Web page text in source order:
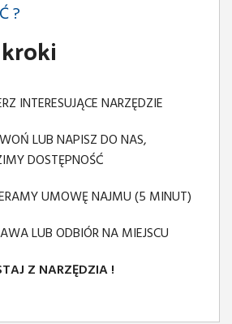
?
INTERESUJĄCE NARZĘDZIE
LUB NAPISZ DO NAS,
DOSTĘPNOŚĆ
UMOWĘ NAJMU (5 MINUT)
LUB ODBIÓR NA MIEJSCU
Z NARZĘDZIA !